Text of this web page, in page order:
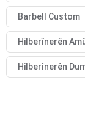
Barbell Custom
Hilberînerên
Hilberînerên